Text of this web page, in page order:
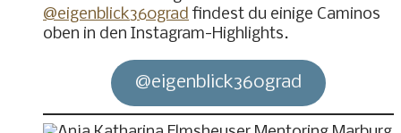
@eigenblick360grad findest du einige Caminos
oben in den Instagram-Highlights.
@eigenblick360grad